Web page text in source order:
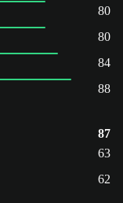
80
80
84
88
87
63
62